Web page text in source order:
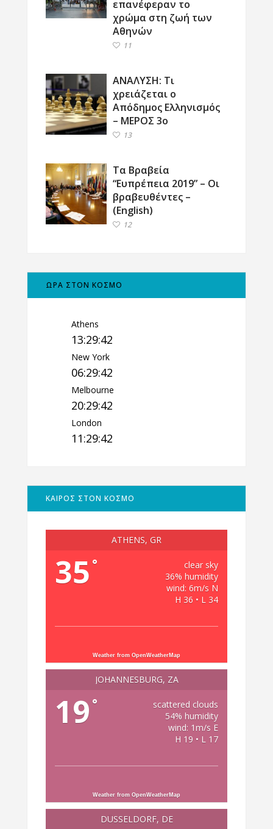
επανέφεραν το
χρώμα στη ζωή των
Αθηνών
11
ΑΝΑΛΥΣΗ: Τι
χρειάζεται ο
Απόδημος Ελληνισμός
– ΜΕΡΟΣ 3ο
13
Τα Βραβεία
“Ευπρέπεια 2019” – Οι
βραβευθέντες –
(English)
12
ΩΡΑ ΣΤΟΝ ΚΟΣΜΟ
Athens
13:29:43
New York
06:29:43
Melbourne
20:29:43
London
11:29:43
ΚΑΙΡΟΣ ΣΤΟΝ ΚΟΣΜΟ
ATHENS, GR
35 °
clear sky
36% humidity
wind: 6m/s N
H 36 • L 34
Weather from OpenWeatherMap
JOHANNESBURG, ZA
19 °
scattered clouds
54% humidity
wind: 1m/s E
H 19 • L 17
Weather from OpenWeatherMap
DÜSSELDORF, DE